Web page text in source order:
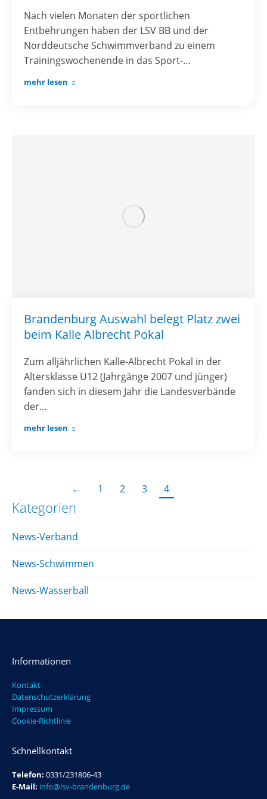
Nach vielen Monaten der sportlichen
Entbehrungen haben der LSV BB und der
Norddeutsche Schwimmverband zu einem
Trainingswochenende in das Sport-…
mehr lesen
Brandenburg Auswahl belegt Platz zwei
beim Kalle Albrecht Pokal
Zum alljährlichen Kalle-Albrecht Pokal in der
Altersklasse U12 (Jahrgänge 2007 und jünger)
fanden sich in diesem Jahr die Landesverbände
der…
mehr lesen
← 1 2 3 4
Kategorien
News-Verband
News-Schwimmen
News-Wasserball
Informationen
Kontakt
Datenschutzerklärung
Impressum
Cookie-Richtlinie
Schnellkontakt
Telefon: 0331/231806-43
E-Mail: info@lsv-brandenburg.de